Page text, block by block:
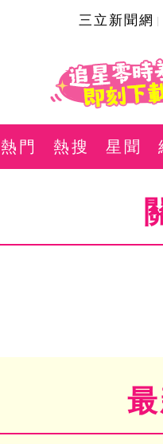
三立新聞網
熱門 熱搜 星聞